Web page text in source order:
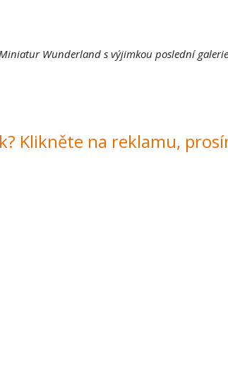
Wunderland s výjimkou poslední
Klikněte na reklamu,